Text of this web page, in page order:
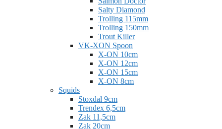
Salty Diamond
Trolling 115mm
Trolling 150mm
Trout Killer
VK-XON Spoon
X-ON 10cm
X-ON 12cm
X-ON 15cm
X-ON 8cm
Squids
Stoxdal 9cm
Trendex 6,5cm
Zak 11,5cm
Zak 20cm